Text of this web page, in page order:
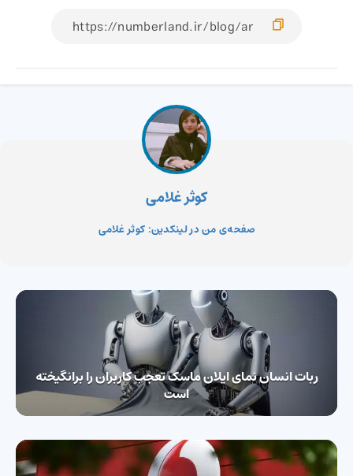
کوثر غلامی
صفحه‌ی من در لینکدین: کوثر غلامی
ربات انسان نمای ایلان ماسک تعجب کاربران را برانگیخته
است